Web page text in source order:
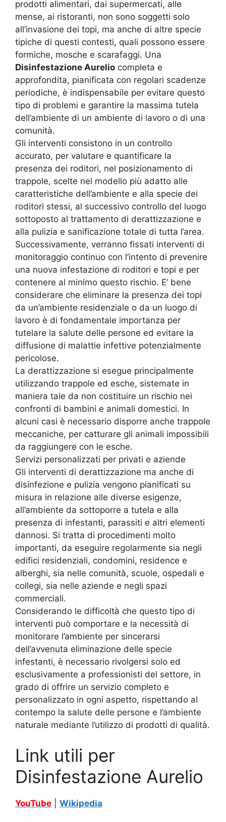
prodotti alimentari, dai supermercati, alle
mense, ai ristoranti, non sono soggetti solo
all’invasione dei topi, ma anche di altre specie
tipiche di questi contesti, quali possono essere
formiche, mosche e scarafaggi. Una
Disinfestazione Aurelio completa e
approfondita, pianificata con regolari scadenze
periodiche, è indispensabile per evitare questo
tipo di problemi e garantire la massima tutela
dell’ambiente di un ambiente di lavoro o di una
comunità.
Gli interventi consistono in un controllo
accurato, per valutare e quantificare la
presenza dei roditori, nel posizionamento di
trappole, scelte nel modello più adatto alle
caratteristiche dell’ambiente e alla specie dei
roditori stessi, al successivo controllo del luogo
sottoposto al trattamento di derattizzazione e
alla pulizia e sanificazione totale di tutta l’area.
Successivamente, verranno fissati interventi di
monitoraggio continuo con l’intento di prevenire
una nuova infestazione di roditori e topi e per
contenere al minimo questo rischio. E’ bene
considerare che eliminare la presenza dei topi
da un’ambiente residenziale o da un luogo di
lavoro è di fondamentale importanza per
tutelare la salute delle persone ed evitare la
diffusione di malattie infettive potenzialmente
pericolose.
La derattizzazione si esegue principalmente
utilizzando trappole ed esche, sistemate in
maniera tale da non costituire un rischio nei
confronti di bambini e animali domestici. In
alcuni casi è necessario disporre anche trappole
meccaniche, per catturare gli animali impossibili
da raggiungere con le esche.
Servizi personalizzati per privati e aziende
Gli interventi di derattizzazione ma anche di
disinfezione e pulizia vengono pianificati su
misura in relazione alle diverse esigenze,
all’ambiente da sottoporre a tutela e alla
presenza di infestanti, parassiti e altri elementi
dannosi. Si tratta di procedimenti molto
importanti, da eseguire regolarmente sia negli
edifici residenziali, condomini, residence e
alberghi, sia nelle comunità, scuole, ospedali e
collegi, sia nelle aziende e negli spazi
commerciali.
Considerando le difficoltà che questo tipo di
interventi può comportare e la necessità di
monitorare l’ambiente per sincerarsi
dell’avvenuta eliminazione delle specie
infestanti, è necessario rivolgersi solo ed
esclusivamente a professionisti del settore, in
grado di offrire un servizio completo e
personalizzato in ogni aspetto, rispettando al
contempo la salute delle persone e l’ambiente
naturale mediante l’utilizzo di prodotti di qualità.
Link utili per
Disinfestazione Aurelio
YouTube Wikipedia